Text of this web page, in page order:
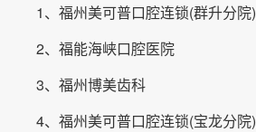
1、福州美可普口腔连锁(群升分院)
2、福能海峡口腔医院
3、福州博美齿科
4、福州美可普口腔连锁(宝龙分院)